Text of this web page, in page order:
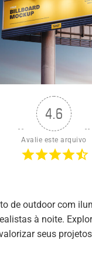
4.6
Avalie este arquivo
de outdoor com
à noite.
seus